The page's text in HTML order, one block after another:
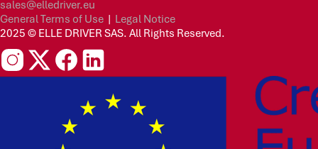
sales@elledriver.eu
General Terms of Use | Legal Notice
2025 © ELLE DRIVER SAS. All Rights Reserved.